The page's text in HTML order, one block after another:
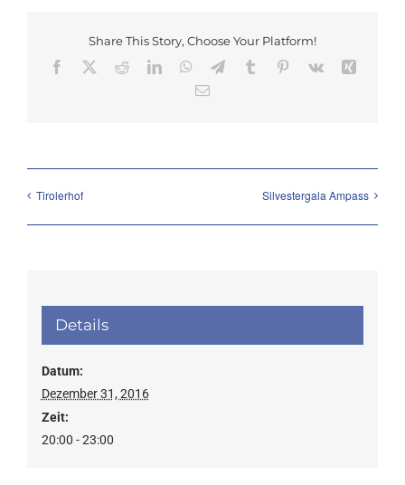
Share This Story, Choose Your Platform!
Facebook
RedditLinkedInWhatsApp
TelegramTumblr Pinterest
Vk
Email
Tirolerhof Silvestergala Ampass
Details
Datum:
Dezember 31, 2016
Zeit:
20:00 - 23:00